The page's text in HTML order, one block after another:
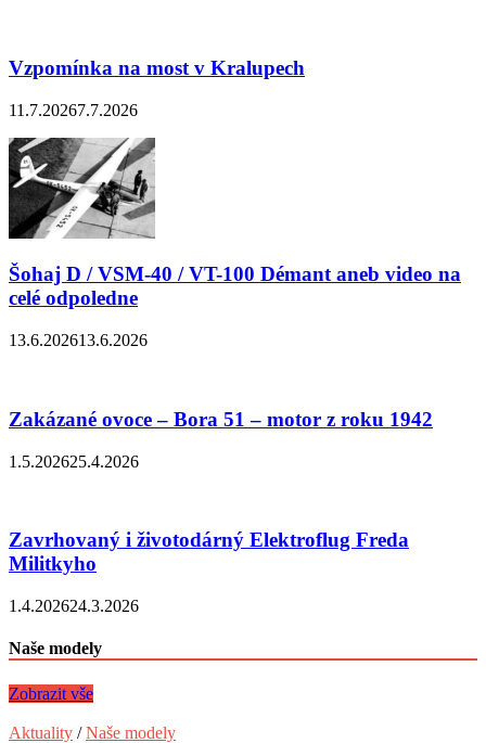
Vzpomínka na most v Kralupech
11.7.20267.7.2026
Šohaj D / VSM-40 / VT-100 Démant aneb video na
celé odpoledne
13.6.202613.6.2026
Zakázané ovoce – Bora 51 – motor z roku 1942
1.5.202625.4.2026
Zavrhovaný i životodárný Elektroflug Freda
Militkyho
1.4.202624.3.2026
Naše modely
Zobrazit vše
Aktuality /Naše modely